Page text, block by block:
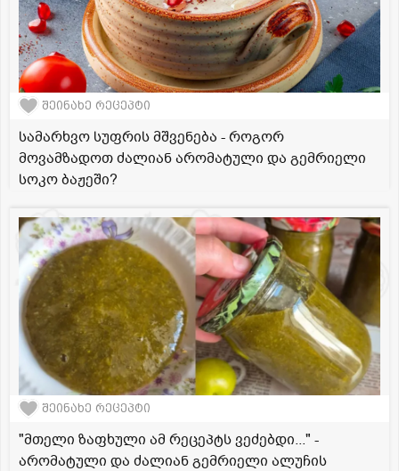
შეინახე რეცეპტი
სამარხვო სუფრის მშვენება - როგორ
მოვამზადოთ ძალიან არომატული და გემრიელი
სოკო ბაჟეში?
შეინახე რეცეპტი
"მთელი ზაფხული ამ რეცეპტს ვეძებდი..." -
არომატული და ძალიან გემრიელი ალუჩის